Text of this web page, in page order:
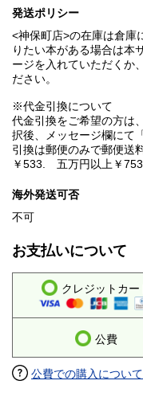
発送ポリシー
<神保町店>の在庫は倉庫
りたい本がある場合は本
ージを入れていただくか
ださい。
※代金引換について
代金引換をご希望の方は
択後、メッセージ欄にて
引換は郵便のみで郵便送
￥533. 五万円以上￥
海外発送可否
不可
お支払いについて
クレジットカー
公費
公費での購入について